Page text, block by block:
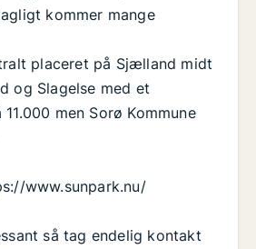
kommer mange
placeret på Sjælland midt
og Slagelse med et
men Sorø Kommune
www.sunpark.nu/
så tag endelig kontakt